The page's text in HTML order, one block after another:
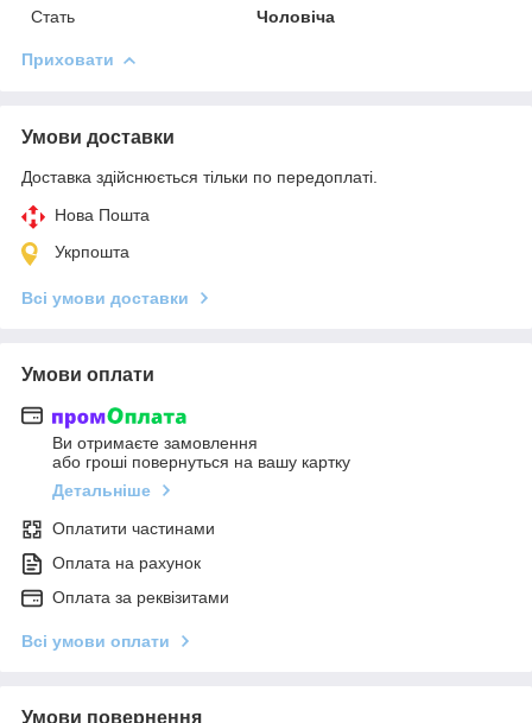
Стать
Чоловіча
Приховати
Умови доставки
Доставка здійснюється тільки по передоплаті.
Нова Пошта
Укрпошта
Всі умови доставки
Умови оплати
Ви отримаєте замовлення
або гроші повернуться на вашу картку
Детальніше
Оплатити частинами
Оплата на рахунок
Оплата за реквізитами
Всі умови оплати
Умови повернення